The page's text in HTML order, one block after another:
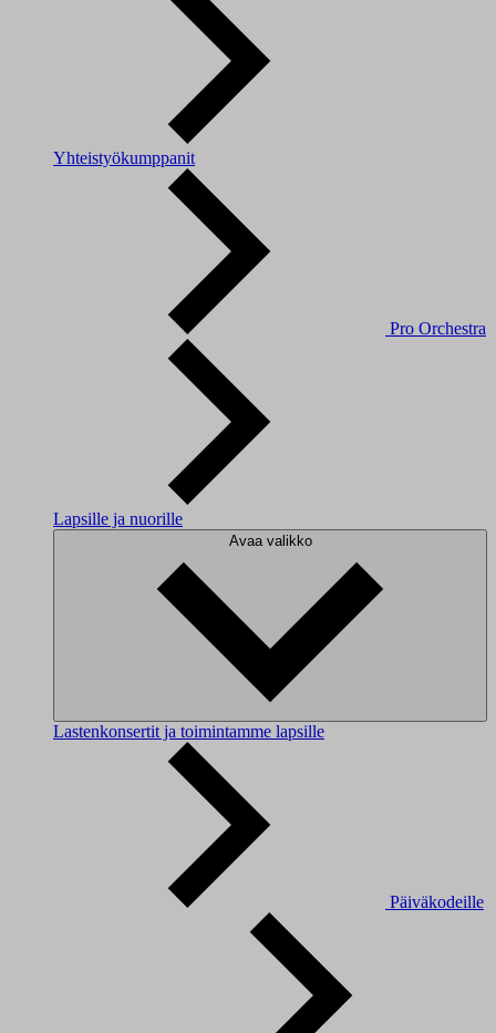
Yhteistyökumppanit
Pro Orchestra
Lapsille ja nuorille
Avaa valikko
Lastenkonsertit ja toimintamme lapsille
Päiväkodeille